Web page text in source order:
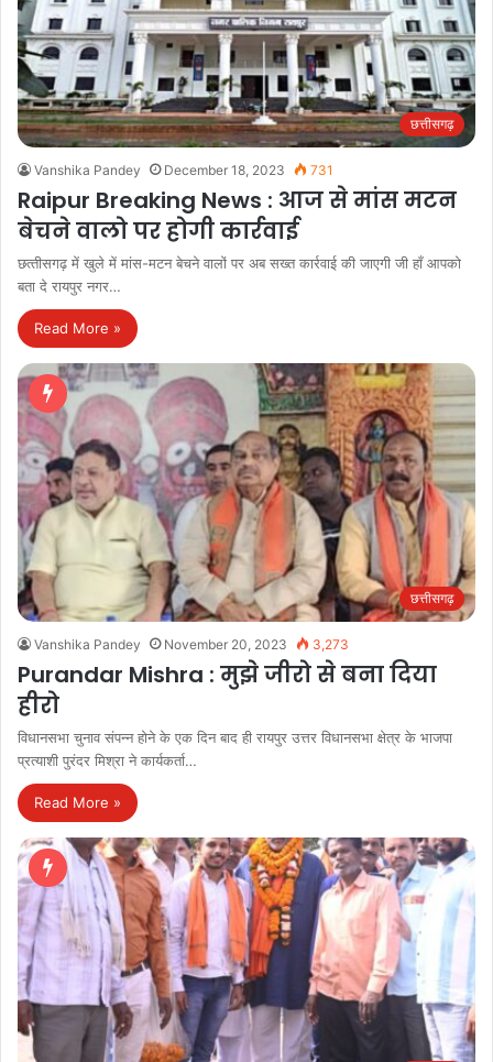
छत्तीसगढ़
Vanshika Pandey December 18, 2023 731
Raipur Breaking News : आज से मांस मटन
बेचने वालो पर होगी कार्रवाई
छत्‍तीसगढ़ में खुले में मांस-मटन बेचने वालों पर अब सख्‍त कार्रवाई की जाएगी जी हाँ आपको
बता दे रायपुर नगर…
Read More »
छत्तीसगढ़
Vanshika Pandey November 20, 2023 3,273
Purandar Mishra : मुझे जीरो से बना दिया
हीरो
विधानसभा चुनाव संपन्न होने के एक दिन बाद ही रायपुर उत्तर विधानसभा क्षेत्र के भाजपा
प्रत्याशी पुरंदर मिश्रा ने कार्यकर्ता…
Read More »